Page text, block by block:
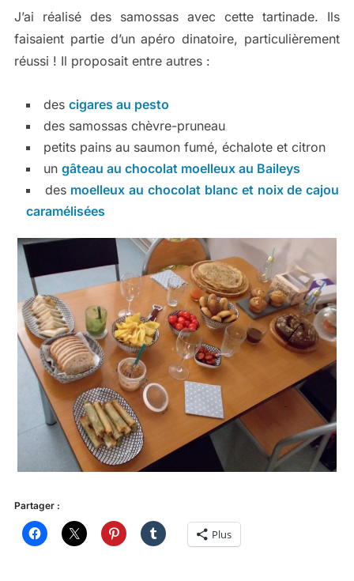
J’ai réalisé des samossas avec cette tartinade. Ils
faisaient partie d’un apéro dinatoire, particulièrement
réussi ! Il proposait entre autres :
des cigares au pesto
des samossas chèvre-pruneau
petits pains au saumon fumé, échalote et citron
un gâteau au chocolat moelleux au Baileys
des moelleux au chocolat blanc et noix de cajou
caramélisées
Partager :
Plus